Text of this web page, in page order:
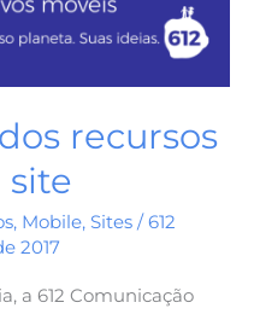
recursos
, Mobile, Sites /612
2017
a 612 Comunicação